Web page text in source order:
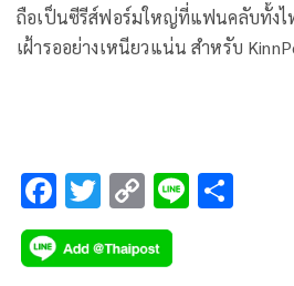
ถือเป็นซีรีส์ฟอร์มใหญ่ที่แฟนคลับทั้งไ
เฝ้ารออย่างเหนียวแน่น สำหรับ
F
ac
e
T
wi
tt
C
o
p
Li